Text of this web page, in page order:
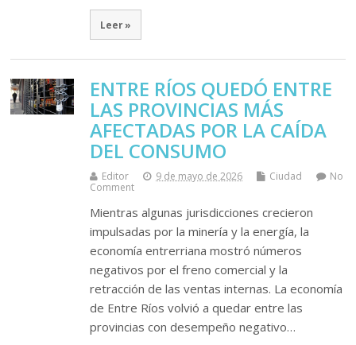
Leer »
ENTRE RÍOS QUEDÓ ENTRE
LAS PROVINCIAS MÁS
AFECTADAS POR LA CAÍDA
DEL CONSUMO
Editor 9 de mayo de 2026 Ciudad
No
Comment
Mientras algunas jurisdicciones crecieron
impulsadas por la minería y la energía, la
economía entrerriana mostró números
negativos por el freno comercial y la
retracción de las ventas internas. La economía
de Entre Ríos volvió a quedar entre las
provincias con desempeño negativo…